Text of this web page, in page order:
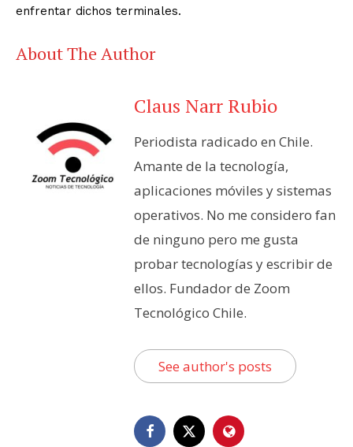
enfrentar dichos terminales.
About The Author
Claus Narr Rubio
Periodista radicado en Chile.
Amante de la tecnología,
aplicaciones móviles y sistemas
operativos. No me considero fan
de ninguno pero me gusta
probar tecnologías y escribir de
ellos. Fundador de Zoom
Tecnológico Chile.
See author's posts